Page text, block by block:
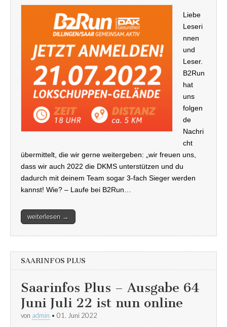
Liebe
Leseri
nnen
und
Leser.
B2Run
hat
uns
folgen
de
Nachri
cht
übermittelt, die wir gerne weitergeben: „wir freuen uns,
dass wir auch 2022 die DKMS unterstützen und du
dadurch mit deinem Team sogar 3-fach Sieger werden
kannst! Wie? – Laufe bei B2Run…
weiterlesen →
SAARINFOS PLUS
Saarinfos Plus – Ausgabe 64
Juni Juli 22 ist nun online
von admin • 01. Juni 2022